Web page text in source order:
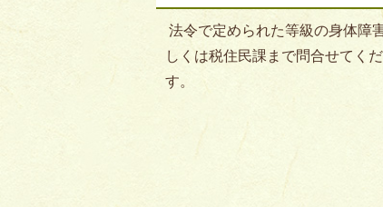
法令で定められた等級の身体障
しくは税住民課まで問合せてく
す。